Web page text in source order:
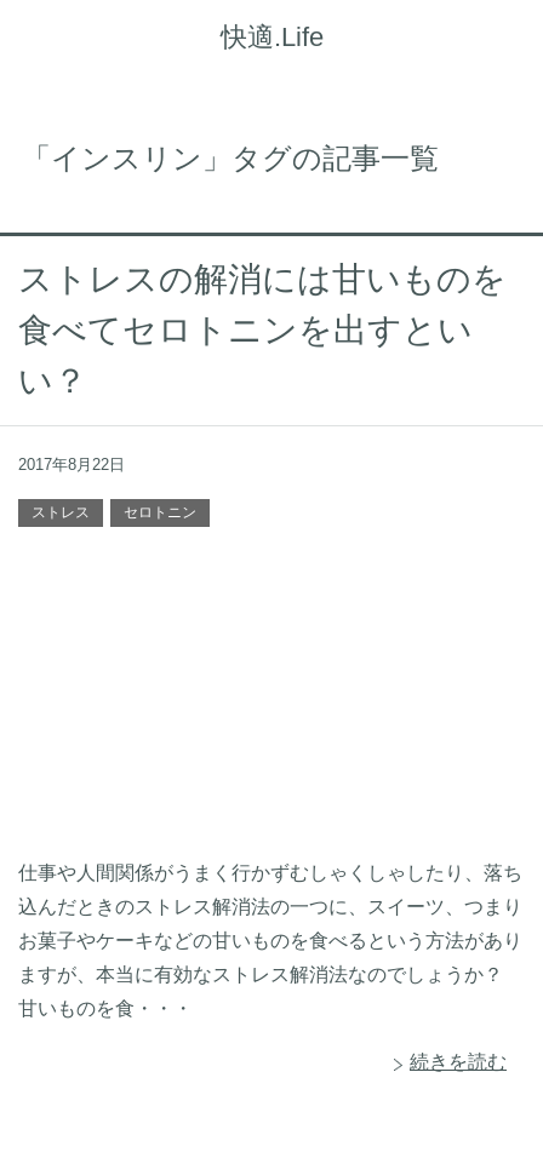
快適.Life
「インスリン」タグの記事一覧
ストレスの解消には甘いものを
食べてセロトニンを出すとい
い？
2017年8月22日
ストレス セロトニン
仕事や人間関係がうまく行かずむしゃくしゃしたり、落ち
込んだときのストレス解消法の一つに、スイーツ、つまり
お菓子やケーキなどの甘いものを食べるという方法があり
ますが、本当に有効なストレス解消法なのでしょうか？
甘いものを食・・・
続きを読む